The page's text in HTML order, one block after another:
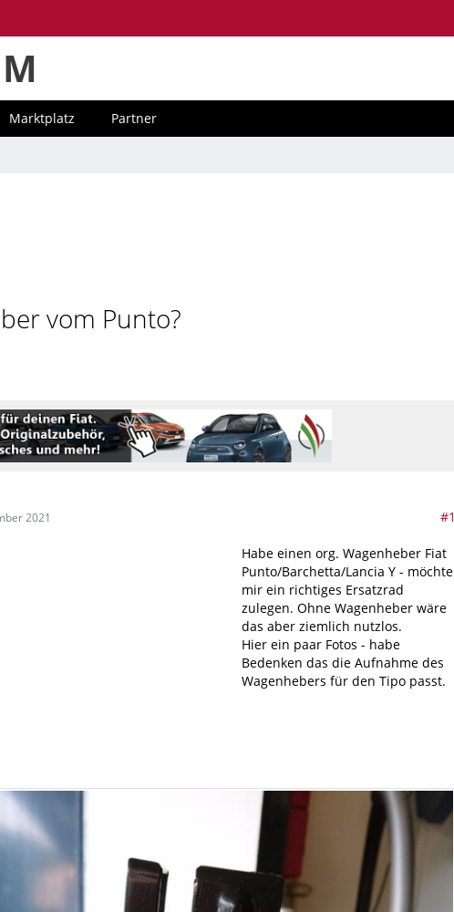
Marktplatz Partner
vom Punto?
2021 #1
Habe einen org. Wagenheber Fiat
Punto/Barchetta/Lancia Y - möchte
mir ein richtiges Ersatzrad
zulegen. Ohne Wagenheber wäre
das aber ziemlich nutzlos.
Hier ein paar Fotos - habe
Bedenken das die Aufnahme des
Wagenhebers für den Tipo passt.